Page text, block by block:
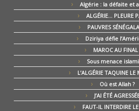
Algérie : la défaite et
ALGÉRIE… PLEURE
PAUVRES
Dziriya défie
MAROC AU
Sous menace
L’ALGÉRIE TAQUINE LE
Où est Allah ?
J’AI ÉTÉ
FAUT-IL INTERDIRE LE